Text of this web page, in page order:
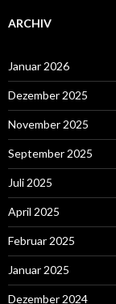
ARCHIV
Januar 2026
Dezember 2025
November 2025
September 2025
Juli 2025
April 2025
Februar 2025
Januar 2025
Dezember 2024